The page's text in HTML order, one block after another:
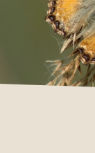
Ga direct naar
Verspreiding
Levenscyclus
Herkenning
Foto's